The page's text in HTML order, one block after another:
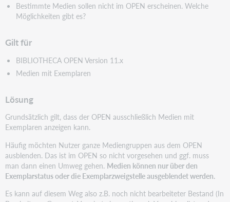
Bestimmte Medien sollen nicht im OPEN erscheinen. Welche
Möglichkeiten gibt es?
Gilt für
BIBLIOTHECA OPEN Version 11.x
Medien mit Exemplaren
Lösung
Grundsätzlich gilt, dass der OPEN ausschließlich Medien mit
Exemplaren anzeigen kann.
Häufig möchten Nutzer ganze Mediengruppen aus dem OPEN
ausblenden. Das ist im OPEN so nicht vorgesehen und ggf. muss
man dann einen Umweg gehen. Medien können nur über den
Exemplarstatus oder die Exemplarzweigstelle ausgeblendet werden.
Es kann auf diesem Weg also z.B. noch nicht bearbeiteter Bestand (In